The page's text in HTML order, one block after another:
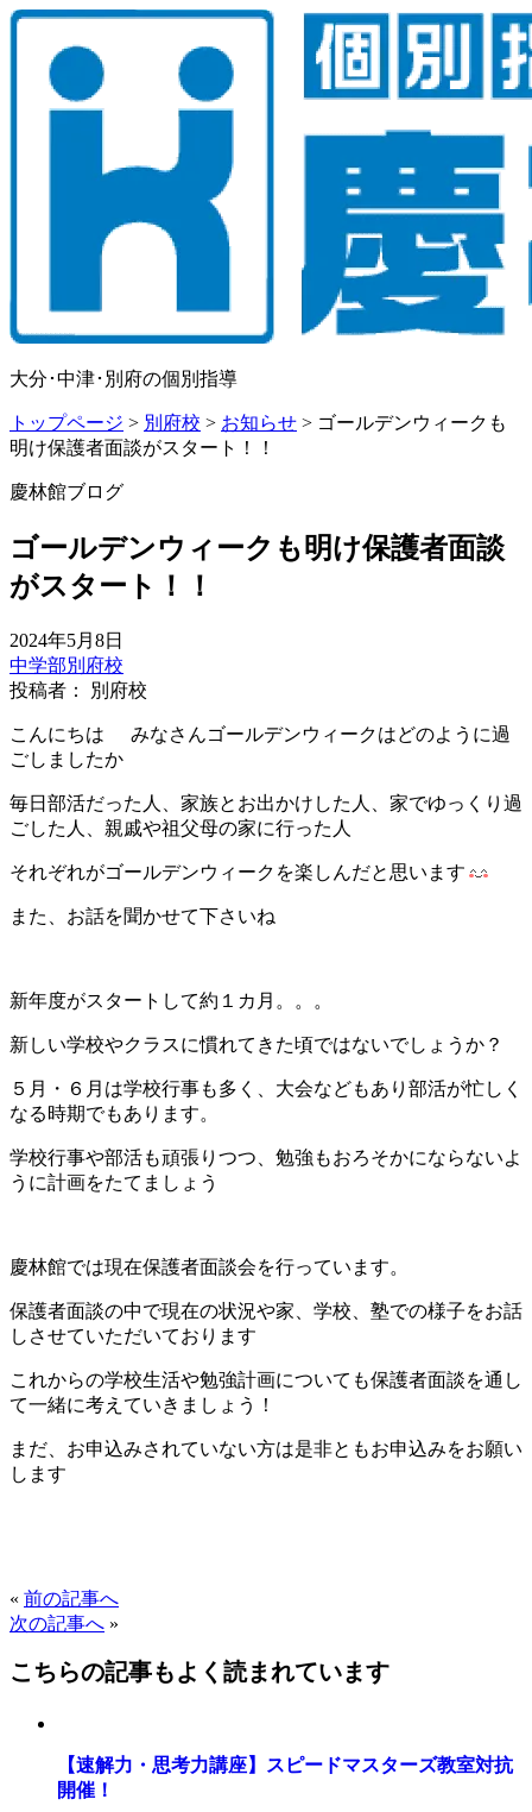
大分･中津･別府の個別指導
トップページ > 別府校 > お知らせ > ゴールデンウィークも
明け保護者面談がスタート！！
慶林館ブログ
ゴールデンウィークも明け保護者面談
がスタート！！
2024年5月8日
中学部別府校
投稿者： 別府校
こんにちは
みなさんゴールデンウィークはどのように過
ごしましたか
毎日部活だった人、家族とお出かけした人、 家でゆっくり過
ごした人、親戚や祖父母の家に行った人
それぞれがゴールデンウィークを楽しんだと思います
また、お話を聞かせて下さいね
新年度がスタートして約１カ月。。。
新しい学校やクラスに慣れてきた頃ではないでしょうか？
５月・６月は学校行事も多く、 大会などもあり部活が忙しく
なる時期でもあります。
学校行事や部活も頑張りつつ、 勉強もおろそかにならないよ
うに計画をたてましょう
慶林館では現在保護者面談会を行っています。
保護者面談の中で現在の状況や家、学校、塾での様子をお話
しさせていただいております
これからの学校生活や勉強計画についても保護者面談を通し
て一緒に考えていきましょう！
まだ、お申込みされていない方は是非ともお申込みをお願い
します
« 前の記事へ
次の記事へ »
こちらの記事もよく読まれています
【速解力・思考力講座】スピードマスターズ教室対抗
開催！